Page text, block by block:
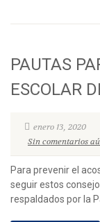
PAUTAS
ESCOLAR
enero 13, 2020
Sin comentarios
Para prevenir el
seguir estos
respaldados por la